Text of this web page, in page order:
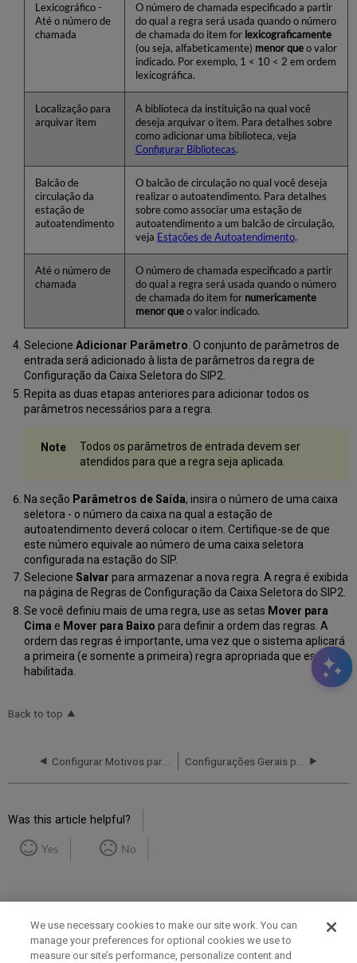
Lexicográfico -
Até o número de
chamada
O número de chamada especificado a partir
do qual a regra será usada quando o número
de chamada do item for lexicograficamente
(ou seja, alfabeticamente) menor queo valor
indicado. Por exemplo, 1 < 10 < 2 em ordem
lexicográfica.
Localização para
arquivar item
A biblioteca da instituição na qual você
deseja arquivar o item. Para detalhes sobre
como adicionar uma biblioteca, veja
Configurar Bibliotecas.
Balcão de
circulação da
estação de
autoatendimento
O balcão de circulação no qual você deseja
realizar o autoatendimento. Para detalhes
sobre como associar uma estação de
autoatendimento a um balcão de circulação,
veja Estações de Autoatendimento.
Até o número de
chamada
O número de chamada especificado a partir
do qual a regra será usada quando o número
de chamada do item for numericamente
menor queo valor indicado.
Selecione Adicionar Parâmetro. O conjunto de parâmetros de
entrada será adicionado à lista de parâmetros da regra de
Configuração da Caixa Seletora do SIP2.
Repita as duas etapas anteriores para adicionar todos os
parâmetros necessários para a regra.
Todos os parâmetros de entrada devem ser
atendidos para que a regra seja aplicada.
Na seção Parâmetros de Saída, insira o número de uma caixa
seletora - o número da caixa na qual a estação de
autoatendimento deverá colocar o item. Certifique-se de que
este número equivale ao número de uma caixa seletora
configurada na estação do SIP.
Selecione Salvar para armazenar a nova regra. A regra é exibida
na página de Regras de Configuração da Caixa Seletora do SIP2.
Se você definiu mais de uma regra, use as setas Mover para
Cima e Mover para Baixo para definir a ordem das regras. A
ordem das regras é importante, uma vez que o sistema aplicará
a primeira (e somente a primeira) regra apropriada que estiver
habilitada.
Back to top
Was this article helpful?
Yes No
We use necessary cookies to make our site work. You can
manage your preferences for optional cookies we use to
measure our site’s performance, personalize content and